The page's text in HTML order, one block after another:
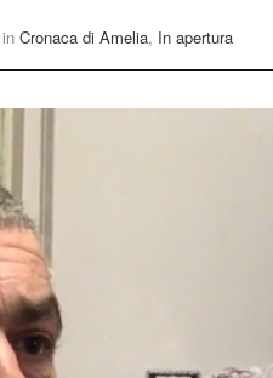
in Cronaca di Amelia, In apertura